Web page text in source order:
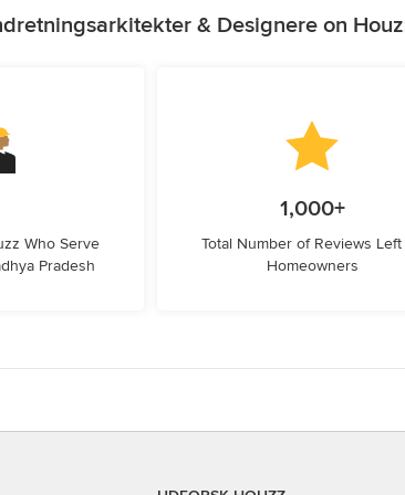
& Designere on
Who Serve
Pradesh
1,000+
Total Number of Reviews
Homeowners